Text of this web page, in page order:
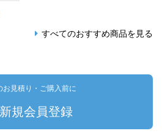
すべてのおすすめ商品を見る
お見積り・ご購入前に
新規会員登録